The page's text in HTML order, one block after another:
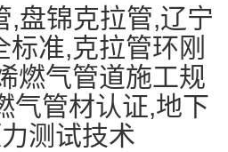
,盘锦克拉管,辽宁
标准,克拉管环刚
燃气管道施工规
气管材认证,地下
测试技术